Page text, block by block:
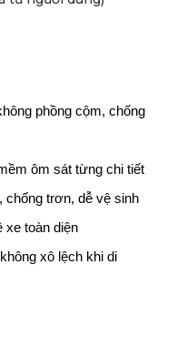
phồng cộm, chống
ôm sát từng chi tiết
trơn, dễ vệ sinh
xe toàn diện
xô lệch khi di